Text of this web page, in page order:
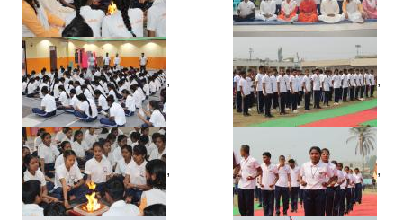
, ,
, ,